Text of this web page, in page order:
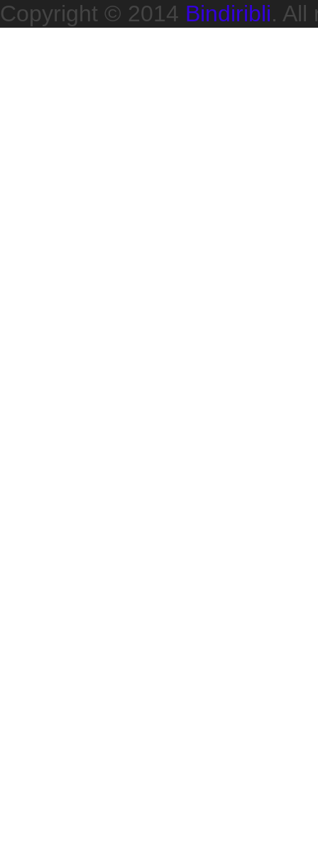
Copyright © 2014 Bindiribli. All